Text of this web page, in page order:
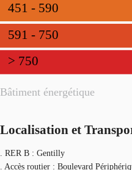
Bâtiment énergétique
451 - 590
591 - 750
> 750
Localisation et
. RER B : Gentilly
. Accès routier : Boulevard